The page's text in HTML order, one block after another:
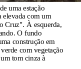
uma estação
elevada com um
Cruz". À esquerda,
O fundo
construção em
com vegetação
tom cinza à